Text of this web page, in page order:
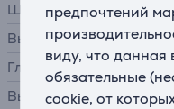
предпочтений
виду, что данная
обязательные
cookie, от
Ширина
Высота
Глубина
Высота без подставки